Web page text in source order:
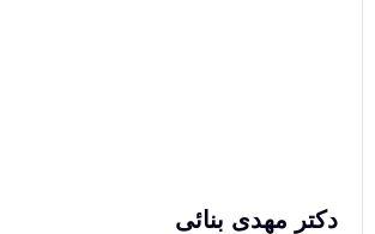
دکتر مهدی بنائی